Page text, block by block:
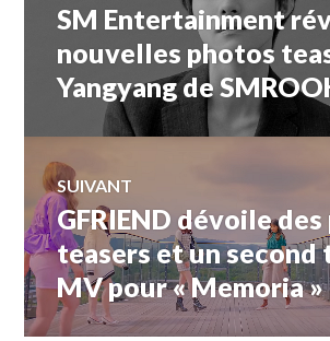
de
l’article
Article
précédent :
SM Entertainment
nouvelles photos
Yangyang de
SUIVANT
Article
Suivant:
GFRIEND dévoile
teasers et un second
MV pour « Memoria »